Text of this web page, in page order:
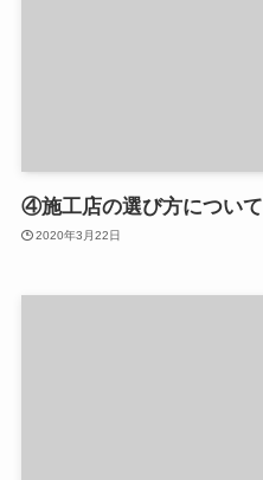
④施工店の選び方について
2020年3月22日